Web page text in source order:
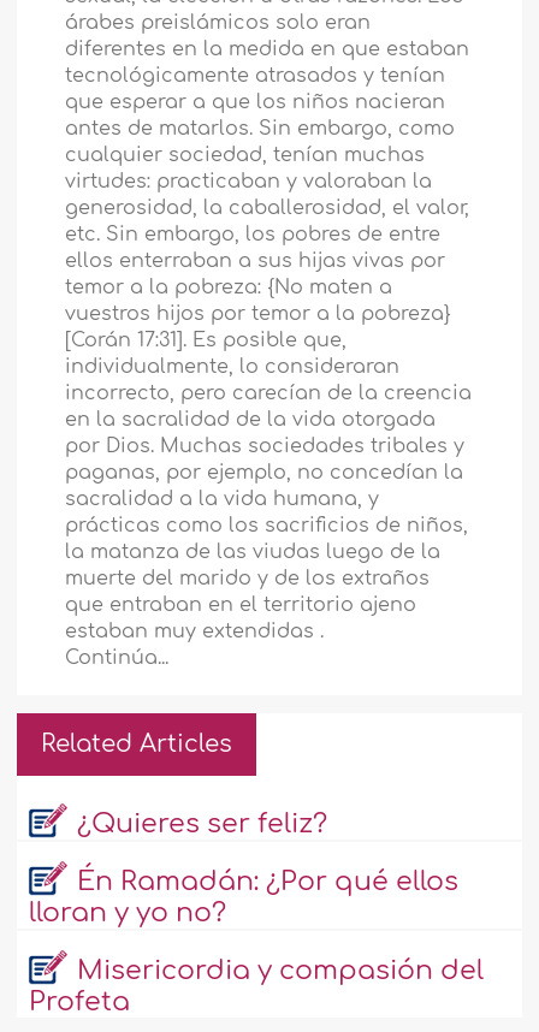
árabes preislámicos solo eran
diferentes en la medida en que estaban
tecnológicamente atrasados y tenían
que esperar a que los niños nacieran
antes de matarlos. Sin embargo, como
cualquier sociedad, tenían muchas
virtudes: practicaban y valoraban la
generosidad, la caballerosidad, el valor,
etc. Sin embargo, los pobres de entre
ellos enterraban a sus hijas vivas por
temor a la pobreza: {No maten a
vuestros hijos por temor a la pobreza}
[Corán 17:31]. Es posible que,
individualmente, lo consideraran
incorrecto, pero carecían de la creencia
en la sacralidad de la vida otorgada
por Dios. Muchas sociedades tribales y
paganas, por ejemplo, no concedían la
sacralidad a la vida humana, y
prácticas como los sacrificios de niños,
la matanza de las viudas luego de la
muerte del marido y de los extraños
que entraban en el territorio ajeno
estaban muy extendidas .
Continúa...
Related Articles
¿Quieres ser feliz?
Én Ramadán: ¿Por qué ellos
lloran y yo no?
Misericordia y compasión del
Profeta